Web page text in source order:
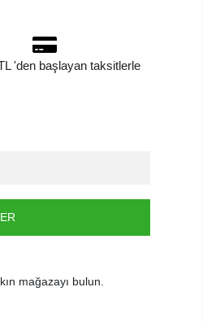
'den başlayan taksitlerle
mağazayı bulun.